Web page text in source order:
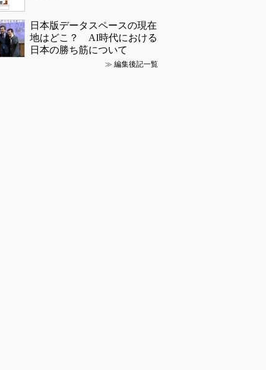
日本版データスペースの現在
地はどこ？ AI時代における
日本の勝ち筋について
≫ 編集後記一覧